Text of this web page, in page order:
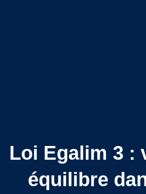
Loi Egalim 3 :
équilibre